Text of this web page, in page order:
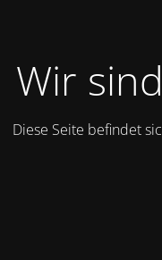
Wir
Diese Seite befindet